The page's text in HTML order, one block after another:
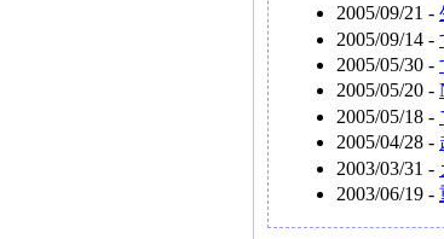
2005/09/21 -
2005/09/14 -
2005/05/30 -
2005/05/20 -
2005/05/18 -
2005/04/28 -
2003/03/31 -
2003/06/19 -